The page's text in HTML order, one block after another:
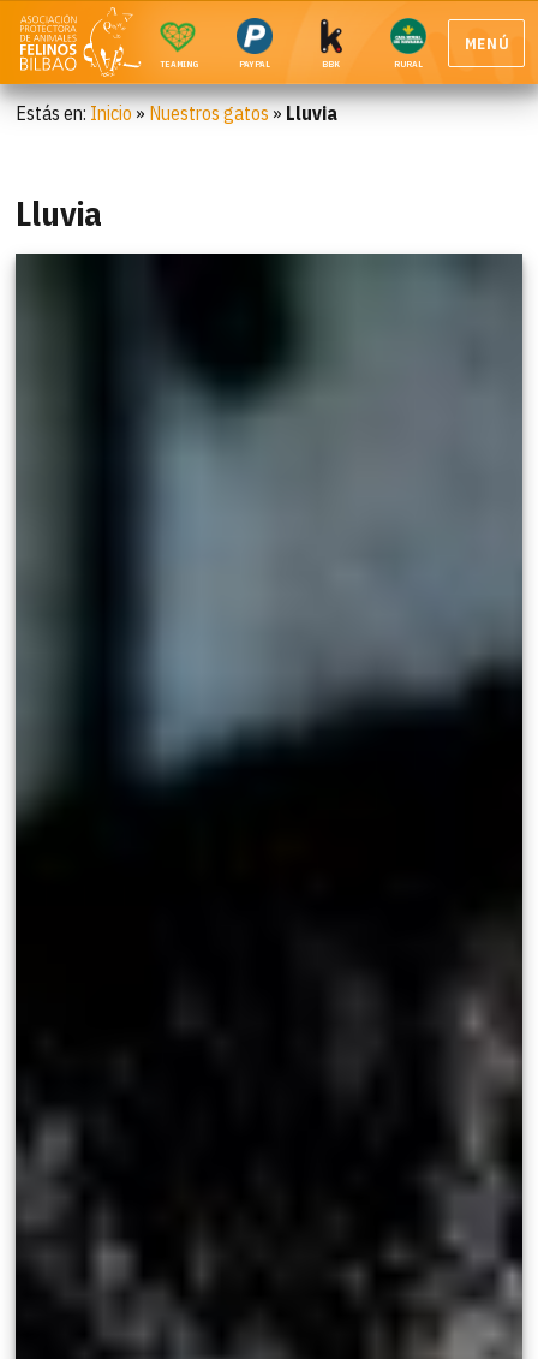
TEAMING PAYPAL BBK RURAL
MENÚ
Estás en: Inicio » Nuestros gatos » Lluvia
Lluvia